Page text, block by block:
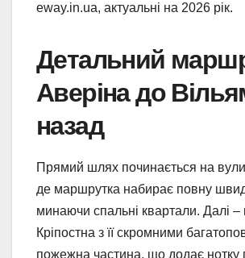
eway.in.ua, актуальні на 2026 рік.
Детальний
Аверіна до
назад
Прямий шлях починається на
де маршрутка набирає повну
минаючи спальні квартали. Далі –
Кріпостна з її скромними
пожежна частина, що додає нотку